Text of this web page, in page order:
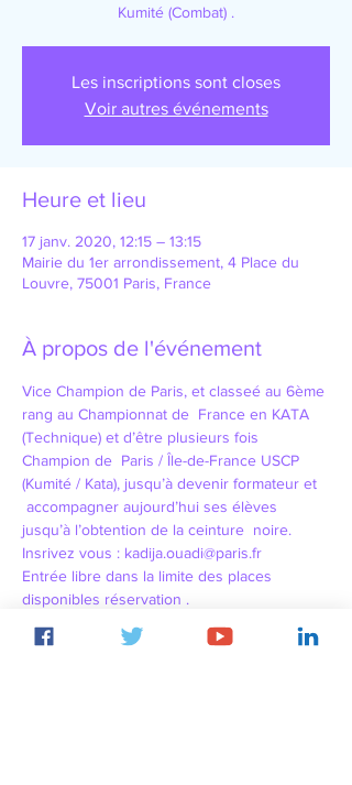
Kumité (Combat) .
Les inscriptions sont closes
Voir autres événements
Heure et lieu
17 janv. 2020, 12:15 – 13:15
Mairie du 1er arrondissement, 4 Place du
Louvre, 75001 Paris, France
À propos de l'événement
Vice Champion de Paris, et classeé au 6ème
rang au Championnat de  France en KATA
(Technique) et d’être plusieurs fois
Champion de  Paris / Île-de-France USCP
(Kumité / Kata), jusqu’à devenir formateur et
accompagner aujourd’hui ses élèves
jusqu’à l’obtention de la ceinture  noire.
Insrivez vous : kadija.ouadi@paris.fr
Entrée libre dans la limite des places
disponibles réservation .